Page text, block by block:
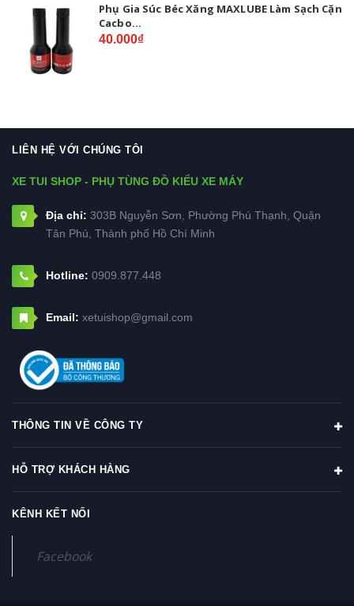
Phụ Gia Súc Béc Xăng MAXLUBE Làm Sạch Cặn
Cacbo...
40.000₫
LIÊN HỆ VỚI CHÚNG TÔI
XE TUI SHOP - PHỤ TÙNG ĐỒ KIỂU XE MÁY
Địa chỉ: 303B Nguyễn Sơn, Phường Phú Thạnh, Quận
Tân Phú, Thành phố Hồ Chí Minh
Hotline: 0909.877.448
Email: xetuishop@gmail.com
THÔNG TIN VỀ CÔNG TY
HỖ TRỢ KHÁCH HÀNG
KÊNH KẾT NỐI
Facebook